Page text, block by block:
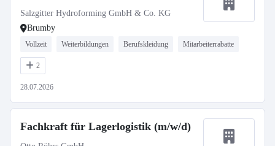
Salzgitter Hydroforming GmbH & Co. KG
Brumby
Vollzeit Weiterbildungen Berufskleidung Mitarbeiterrabatte
2
28.07.2026
Fachkraft für Lagerlogistik (m/w/d)